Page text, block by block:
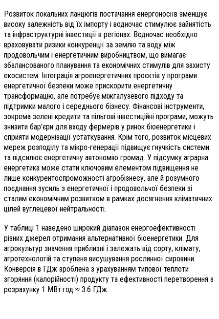
Розвиток локальних ланцюгів постачання енергоносіїв зменшує
високу залежність від їх імпорту і водночас стимулює зайнятість
та інфраструктурні інвестиції в регіонах. Водночас необхідно
враховувати ризики конкуренції за землю та воду між
продовольчим і енергетичним виробництвом, що вимагає
збалансованого планування та економічних стимулів для захисту
екосистем. Інтеграція агроенергетичних проєктів у програми
енергетичної безпеки може прискорити енергетичну
трансформацію, але потребує міжгалузевого підходу та
підтримки малого і середнього бізнесу. Фінансові інструменти,
зокрема зелені кредити та пільгові інвестиційні програми, можуть
знизити бар’єри для входу фермерів у ринок біоенергетики і
сприяти модернізації устаткування. Крім того, розвиток місцевих
мереж розподілу та мікро-генерації підвищує гнучкість системи
та підсилює енергетичну автономію громад. У підсумку аграрна
енергетика може стати ключовим елементом підвищення не
лише конкурентоспроможності агробізнесу, але й розумного
поєднання зусиль з енергетичної і продовольчої безпеки зі
сталим економічним розвитком в рамках досягнення кліматичних
цілей вуглецевої нейтральності.
У таблиці 1 наведено широкий діапазон енергоефективності
різних джерел отримання альтернативної біоенергетики. Для
агрокультур значення приблизні і залежать від сорту, клімату,
агротехнологій та ступеня висушування рослинної сировини.
Конверсія в ГДж зроблена з урахуванням типової теплоти
згоряння (калорійності) продукту та ефективності перетворення з
розрахунку 1 МВт·год ≈ 3.6 ГДж.